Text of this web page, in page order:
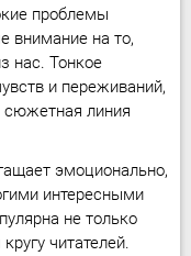
проблемы
внимание на то,
нас. Тонкое
и переживаний,
сюжетная линия
эмоционально,
интересными
не только
читателей.